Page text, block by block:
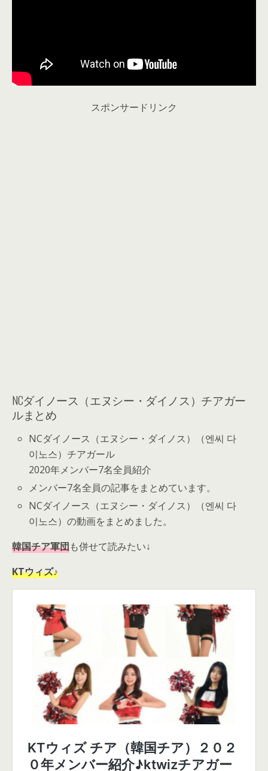
スポンサードリンク
NCダイノース（エヌシー・ダイノス）チアガー
ルまとめ
NCダイノース（エヌシー・ダイノス）（엔씨 다
이노스）チアガール
2020年メンバー7名全員紹介
メンバー7名全員の記事をまとめています。
NCダイノース（エヌシー・ダイノス）（엔씨 다
이노스）の動画をまとめました。
韓国チア軍団も併せて読みたい↓
KTウィズ♪